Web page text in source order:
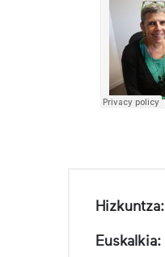
Hizkuntza:
Euskalkia: